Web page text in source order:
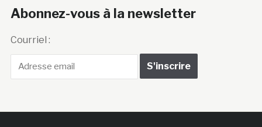
Abonnez-vous à la newsletter
Courriel :